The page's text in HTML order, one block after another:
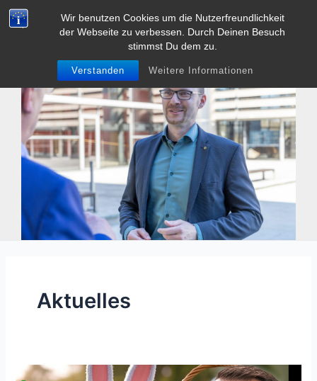
Wir benutzen Cookies um die Nutzerfreundlichkeit
der Webseite zu verbessen. Durch Deinen Besuch
stimmst Du dem zu.
Verstanden Weitere Informationen
Zum
Inhalt
Tobias Heller
Main
Aktuelles